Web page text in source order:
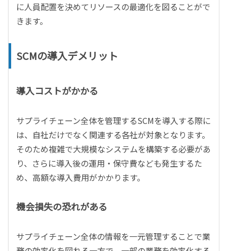
に人員配置を決めてリソースの最適化を図ることがで
きます。
SCMの導入デメリット
導入コストがかかる
サプライチェーン全体を管理するSCMを導入する際に
は、自社だけでなく関連する各社が対象となります。
そのため複雑で大規模なシステムを構築する必要があ
り、さらに導入後の運用・保守費なども発生するた
め、高額な導入費用がかかります。
機会損失の恐れがある
サプライチェーン全体の情報を一元管理することで業